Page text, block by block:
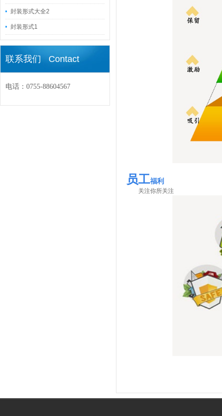
封装形式大全2
封装形式1
联系我们 Contact
电话：0755-88604567
员工福利
关注你所关注